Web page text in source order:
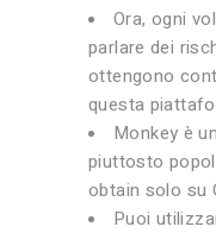
Ora, ogni
parlare dei
ottengono
questa
Monkey è
piuttosto
obtain solo su
Puoi